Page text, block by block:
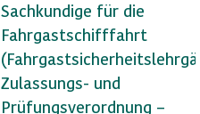
Sachkundige für die
Fahrgastschifffahrt
Zulassungs- und
Prüfungsverordnung –